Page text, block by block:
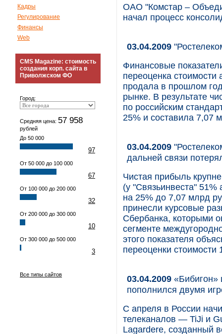
Кадры
Регулирование
Финансы
Web
CMS Magazine: стоимость
создания корп. сайта в
Приволжском ФО
Город:
Средняя цена: 57 958
рублей
До 50 000
97
От 50 000 до 100 000
67
От 100 000 до 200 000
32
От 200 000 до 300 000
10
От 300 000 до 500 000
3
Все типы сайтов
ОАО "Комстар –
начал процесс
03.04.2009
Финансовые
переоценка
продала в прошлом
рынке. В результате
по российским
25% и составила 7,07
03.04.2009
дальней связи
Чистая прибыль
(у "Связьинвеста"
на 25% до 7,07 млрд
принесли курсовые
Сбербанка, которыми
сегменте
этого показателя
переоценки стоимости
03.04.2009 «Бибигон»
пополнился двумя
С апреля в России
телеканалов — TiJi и
Lagardеre, созданный